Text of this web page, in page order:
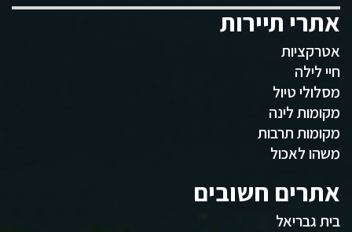
אתרי תיירות
אטרקציות
חיי לילה
מסלולי טיול
מקומות לינה
מקומות תרבות
משהו לאכול
אתרים חשובים
בית גבריאל